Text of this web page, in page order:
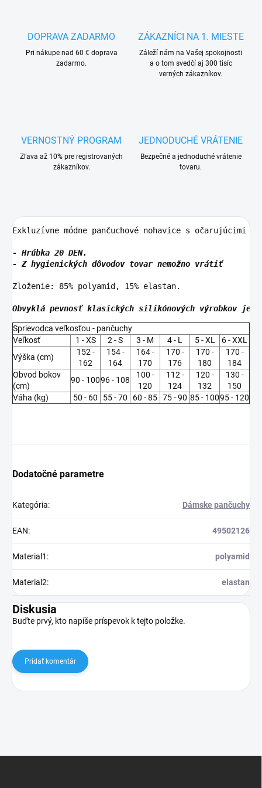
DOPRAVA ZADARMO
Pri nákupe nad 60 € doprava
zadarmo.
ZÁKAZNÍCI NA 1. MIESTE
Záleží nám na Vašej spokojnosti
a o tom svedčí aj 300 tisíc
verných zákazníkov.
VERNOSTNÝ PROGRAM
Zľava až 10% pre registrovaných
zákazníkov.
JEDNODUCHÉ VRÁTENIE
Bezpečné a jednoduché vrátenie
tovaru.
Exkluzívne módne pančuchové nohavice s očarujúcimi
- Hrúbka 20 DEN.
- Z hygienických dôvodov tovar nemožno vrátiť
Zloženie: 85% polyamid, 15% elastan.
Obvyklá pevnosť klasických silikónových výrobkov je
Sprievodca veľkosťou - pančuchy
Veľkosť
1 - XS 2 - S 3 - M 4 - L 5 - XL
6 - XXL
Výška (cm)
152 -
162
154 -
164
164 -
170
170 -
176
170 -
180
170 -
184
Obvod bokov
(cm)
90 - 10096 - 108
100 -
120
112 -
124
120 -
132
130 -
150
Váha (kg)
50 - 60 55 - 70 60 - 85 75 - 90 85 - 10095 - 120
Dodatočné parametre
Kategória: Dámske pančuchy
EAN: 49502126
Material1 : polyamid
Material2: elastan
Diskusia
Buďte prvý, kto napíše príspevok k tejto položke.
Pridať komentár